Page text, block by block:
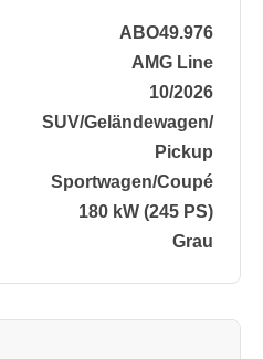
ABO49.976
AMG Line
10/2026
SUV/​Geländewagen/​
Pickup
Sportwagen/​Coupé
180 kW (245 PS)
Grau